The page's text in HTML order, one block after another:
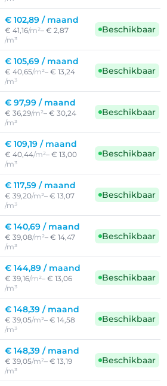
€ 102,89 / maand
€ 41,16/m²– € 2,87
/m³
Beschikbaar
€ 105,69 / maand
€ 40,65/m²– € 13,24
/m³
Beschikbaar
€ 97,99 / maand
€ 36,29/m²– € 30,24
/m³
Beschikbaar
€ 109,19 / maand
€ 40,44/m²– € 13,00
/m³
Beschikbaar
€ 117,59 / maand
€ 39,20/m²– € 13,07
/m³
Beschikbaar
€ 140,69 / maand
€ 39,08/m²– € 14,47
/m³
Beschikbaar
€ 144,89 / maand
€ 39,16/m²– € 13,06
/m³
Beschikbaar
€ 148,39 / maand
€ 39,05/m²– € 14,58
/m³
Beschikbaar
€ 148,39 / maand
€ 39,05/m²– € 13,19
/m³
Beschikbaar